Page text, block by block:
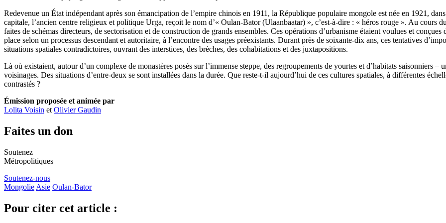
Redevenue un État indépendant après son émancipation de l’empire chinois en 1911, la République populaire mongole est née en 1921,
capitale, l’ancien centre religieux et politique Urga, reçoit le nom d’« Oulan-Bator (Ulaanbaatar) », c’est-à-dire : « héros rouge ». Au cours
faites de schémas directeurs, de sectorisation et de construction de grands ensembles. Ces opérations d’urbanisme étaient voulues et
place selon un processus descendant et autoritaire, à l’encontre des usages préexistants. Durant près de soixante-dix ans, ces tentatives
situations spatiales contradictoires, ouvrant des interstices, des brèches, des cohabitations et des juxtapositions.
Là où existaient, autour d’un complexe de monastères posés sur l’immense steppe, des regroupements de yourtes et d’habitats saisonniers –
voisinages. Des situations d’entre-deux se sont installées dans la durée. Que reste-t-il aujourd’hui de ces cultures spatiales, à différentes
contrastés ?
Émission proposée et animée par
Lolita Voisin et Olivier Gaudin
Faites un don
Soutenez
Métropolitiques
Soutenez-nous
Mongolie Asie Oulan-Bator
Pour citer cet article :